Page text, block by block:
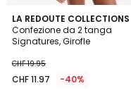
LA REDOUTE COLLECTIONS
Confezione da 2 tanga
Signatures, Girofle
CHF 19.95
CHF 11.97 -40%
4.5
/ 5